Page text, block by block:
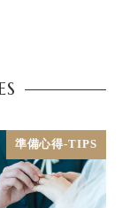
準備心得-TIPS